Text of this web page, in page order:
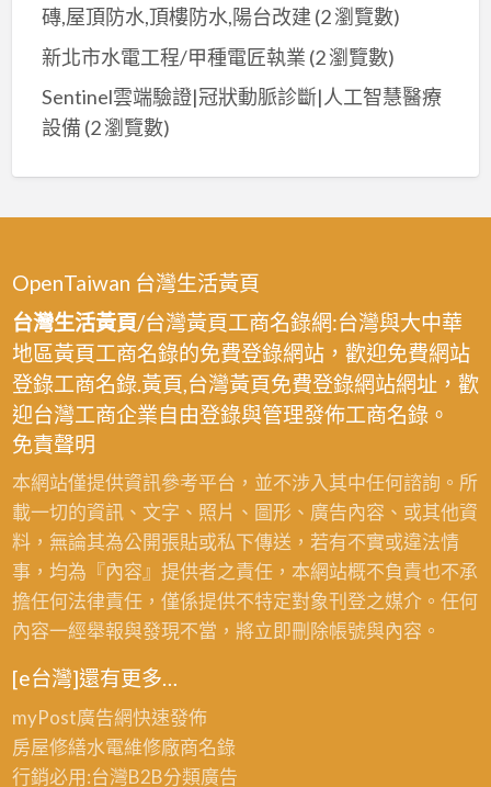
磚,屋頂防水,頂樓防水,陽台改建 (2 瀏覽數)
新北市水電工程/甲種電匠執業 (2 瀏覽數)
Sentinel雲端驗證|冠狀動脈診斷|人工智慧醫療
設備 (2 瀏覽數)
OpenTaiwan 台灣生活黃頁
台灣生活黃頁/台灣黃頁工商名錄網:台灣與大中華
地區黃頁工商名錄的免費登錄網站，歡迎免費網站
登錄工商名錄.黃頁,台灣黃頁免費登錄網站網址，歡
迎台灣工商企業自由登錄與管理發佈工商名錄。
免責聲明
本網站僅提供資訊參考平台，並不涉入其中任何諮詢。所
載一切的資訊、文字、照片、圖形、廣告內容、或其他資
料，無論其為公開張貼或私下傳送，若有不實或違法情
事，均為『內容』提供者之責任，本網站概不負責也不承
擔任何法律責任，僅係提供不特定對象刊登之媒介。任何
內容一經舉報與發現不當，將立即刪除帳號與內容。
[e台灣]還有更多…
myPost廣告網快速發佈
房屋修繕水電維修廠商名錄
行銷必用:台灣B2B分類廣告